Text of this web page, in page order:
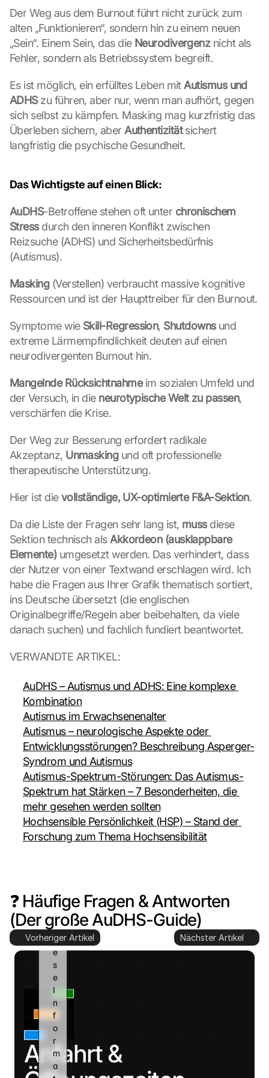
Der Weg aus dem Burnout führt nicht zurück zum
alten „Funktionieren“, sondern hin zu einem neuen
„Sein“. Einem Sein, das die Neurodivergenz nicht als
Fehler, sondern als Betriebssystem begreift.
Es ist möglich, ein erfülltes Leben mit Autismus und
ADHS zu führen, aber nur, wenn man aufhört, gegen
sich selbst zu kämpfen. Masking mag kurzfristig das
Überleben sichern, aber Authentizität sichert
langfristig die psychische Gesundheit.
Das Wichtigste auf einen Blick:
AuDHS-Betroffene stehen oft unter chronischem
Stress durch den inneren Konflikt zwischen
Reizsuche (ADHS) und Sicherheitsbedürfnis
(Autismus).
Masking (Verstellen) verbraucht massive kognitive
Ressourcen und ist der Haupttreiber für den Burnout.
Symptome wie Skill-Regression, Shutdowns und
extreme Lärmempfindlichkeit deuten auf einen
neurodivergenten Burnout hin.
Mangelnde Rücksichtnahme im sozialen Umfeld und
der Versuch, in die neurotypische Welt zu passen,
verschärfen die Krise.
Der Weg zur Besserung erfordert radikale
Akzeptanz, Unmasking und oft professionelle
therapeutische Unterstützung.
Hier ist die vollständige, UX-optimierte F&A-Sektion.
Da die Liste der Fragen sehr lang ist, muss diese
Sektion technisch als Akkordeon (ausklappbare
Elemente) umgesetzt werden. Das verhindert, dass
der Nutzer von einer Textwand erschlagen wird. Ich
habe die Fragen aus Ihrer Grafik thematisch sortiert,
ins Deutsche übersetzt (die englischen
Originalbegriffe/Regeln aber beibehalten, da viele
danach suchen) und fachlich fundiert beantwortet.
VERWANDTE ARTIKEL:
AuDHS – Autismus und ADHS: Eine komplexe
Kombination
Autismus im Erwachsenenalter
Autismus – neurologische Aspekte oder
Entwicklungsstörungen? Beschreibung Asperger-
Syndrom und Autismus
Autismus-Spektrum-Störungen: Das Autismus-
Spektrum hat Stärken – 7 Besonderheiten, die
mehr gesehen werden sollten
Hochsensible Persönlichkeit (HSP) – Stand der
Forschung zum Thema Hochsensibilität
❓ Häufige Fragen & Antworten
(Der große AuDHS-Guide)
Vorheriger Artikel Nächster Artikel
Anfahrt &
s
-
K
a
e
z
u
.
D
e
w
r
d
e
D
a
n
a
n
o
o
g
ü
b
e
t
a
g
e
n
u
n
d
C
o
i
s
g
e
s
e
t
z
t
.
o
o
g
n
n
d
i
e
s
e
I
n
f
o
r
m
a